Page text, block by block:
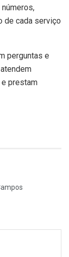
de cada serviço
perguntas e
prestam